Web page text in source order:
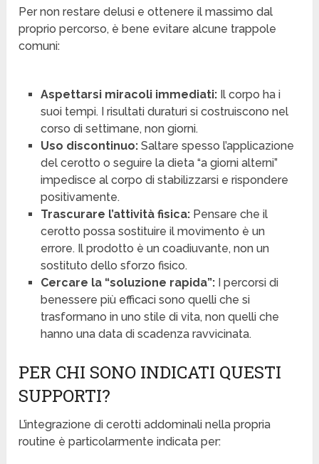
Per non restare delusi e ottenere il massimo dal
proprio percorso, è bene evitare alcune trappole
comuni:
Aspettarsi miracoli immediati:Il corpo ha i
suoi tempi. I risultati duraturi si costruiscono nel
corso di settimane, non giorni.
Uso discontinuo:Saltare spesso l’applicazione
del cerotto o seguire la dieta “a giorni alterni”
impedisce al corpo di stabilizzarsi e rispondere
positivamente.
Trascurare l’attività fisica:Pensare che il
cerotto possa sostituire il movimento è un
errore. Il prodotto è un coadiuvante, non un
sostituto dello sforzo fisico.
Cercare la “soluzione rapida”:I percorsi di
benessere più efficaci sono quelli che si
trasformano in uno stile di vita, non quelli che
hanno una data di scadenza ravvicinata.
PER CHI SONO INDICATI QUESTI
SUPPORTI?
L’integrazione di cerotti addominali nella propria
routine è particolarmente indicata per: